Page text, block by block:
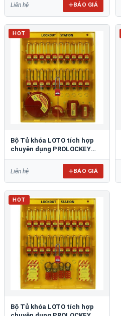
Liên hệ BÁO GIÁ
HOT
​​​​​​​Bộ Tủ khóa LOTO tích hợp
chuyên dụng PROLOCKEY
Liên hệ BÁO GIÁ
HOT
​​​​​​​Bộ Tủ khóa LOTO tích hợp